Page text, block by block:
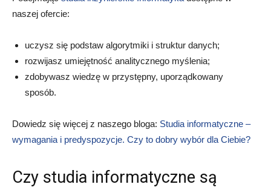
naszej ofercie:
uczysz się podstaw algorytmiki i struktur danych;
rozwijasz umiejętność analitycznego myślenia;
zdobywasz wiedzę w przystępny, uporządkowany
sposób.
Dowiedz się więcej z naszego bloga: Studia informatyczne –
wymagania i predyspozycje. Czy to dobry wybór dla Ciebie?
Czy studia informatyczne są